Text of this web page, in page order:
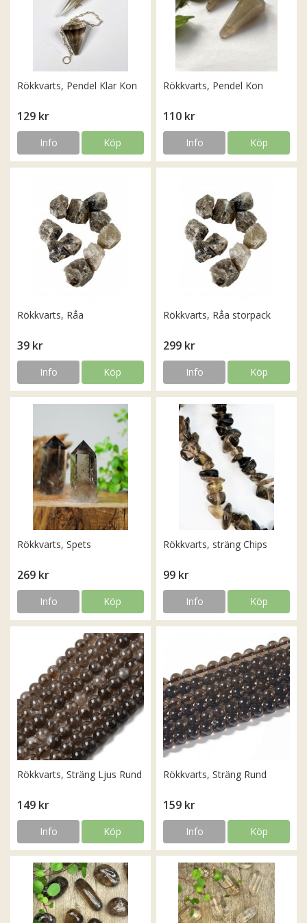
Rökkvarts, Pendel Klar Kon
129 kr
Info Köp
Rökkvarts, Pendel Kon
110 kr
Info Köp
Rökkvarts, Råa
39 kr
Info Köp
Rökkvarts, Råa storpack
299 kr
Info Köp
Rökkvarts, Spets
269 kr
Info Köp
Rökkvarts, sträng Chips
99 kr
Info Köp
Rökkvarts, Sträng Ljus Rund
149 kr
Info Köp
Rökkvarts, Sträng Rund
159 kr
Info Köp